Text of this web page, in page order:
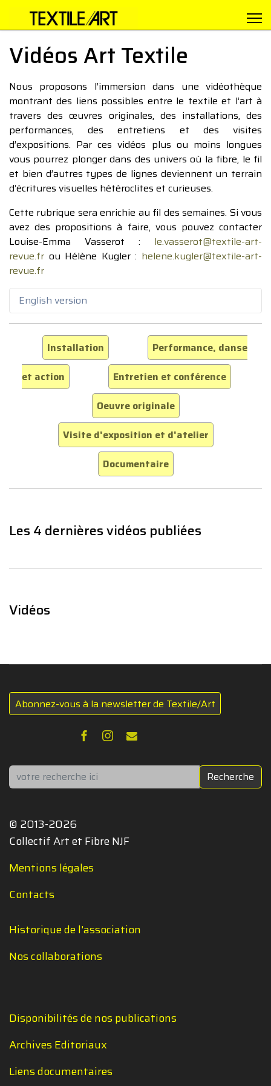
Vidéos Art Textile
Nous proposons l’immersion dans une vidéothèque
montrant des liens possibles entre le textile et l’art à
travers des œuvres originales, des installations, des
performances, des entretiens et des visites
d’expositions. Par ces vidéos plus ou moins longues
vous pourrez plonger dans des univers où la fibre, le fil
et bien d’autres types de lignes deviennent un terrain
d’écritures visuelles hétéroclites et curieuses.
Cette rubrique sera enrichie au fil des semaines. Si vous
avez des propositions à faire, vous pouvez contacter
Louise-Emma Vasserot : le.vasserot@textile-art-
revue.fr ou Hélène Kugler : helene.kugler@textile-art-
revue.fr
English version
Installation
Performance, danse
et action
Entretien et conférence
Oeuvre originale
Visite d'exposition et d'atelier
Documentaire
Les 4 dernières vidéos publiées
Vidéos
Abonnez-vous à la newsletter de Textile/Art
Rechercher Recherche
© 2013-2026
Collectif Art et Fibre NJF
Mentions légales
Contacts
Historique de l'association
Nos collaborations
Disponibilités de nos publications
Archives Editoriaux
Liens documentaires